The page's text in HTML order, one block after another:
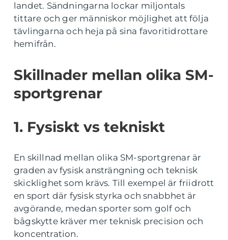
landet. Sändningarna lockar miljontals
tittare och ger människor möjlighet att följa
tävlingarna och heja på sina favoritidrottare
hemifrån.
Skillnader mellan olika SM-
sportgrenar
1. Fysiskt vs tekniskt
En skillnad mellan olika SM-sportgrenar är
graden av fysisk ansträngning och teknisk
skicklighet som krävs. Till exempel är friidrott
en sport där fysisk styrka och snabbhet är
avgörande, medan sporter som golf och
bågskytte kräver mer teknisk precision och
koncentration.